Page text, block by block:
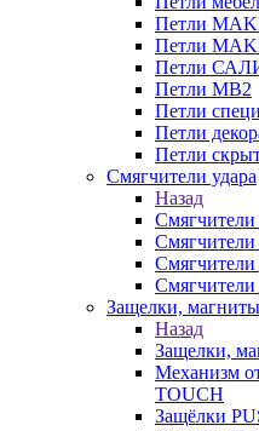
Петли
Петли
Петли
Петли MB2
Петли
Петли
Петли
Смягчители удара
Назад
Смягчители
Смягчители
Смягчители
Cмягчители
Защелки, магниты
Назад
Защелки,
Механизм
TOUCH
Защёлки